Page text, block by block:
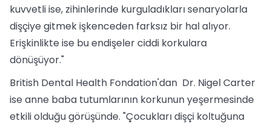
kuvvetli ise, zihinlerinde kurguladıkları senaryolarla
dişçiye gitmek işkenceden farksız bir hal alıyor.
Erişkinlikte ise bu endişeler ciddi korkulara
dönüşüyor."
British Dental Health Fondation'dan Dr. Nigel Carter
ise anne baba tutumlarının korkunun yeşermesinde
etkili olduğu görüşünde. "Çocukları dişçi koltuğuna